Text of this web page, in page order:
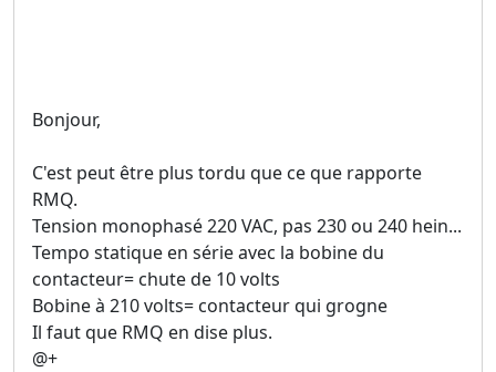
Bonjour,
C'est peut être plus tordu que ce que rapporte
RMQ.
Tension monophasé 220 VAC, pas 230 ou 240 hein...
Tempo statique en série avec la bobine du
contacteur= chute de 10 volts
Bobine à 210 volts= contacteur qui grogne
Il faut que RMQ en dise plus.
@+